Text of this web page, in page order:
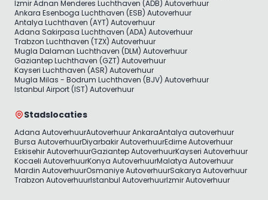
Izmir Adnan Menderes Luchthaven (ADB) Autoverhuur
Ankara Esenboga Luchthaven (ESB) Autoverhuur
Antalya Luchthaven (AYT) Autoverhuur
Adana Sakirpasa Luchthaven (ADA) Autoverhuur
Trabzon Luchthaven (TZX) Autoverhuur
Mugla Dalaman Luchthaven (DLM) Autoverhuur
Gaziantep Luchthaven (GZT) Autoverhuur
Kayseri Luchthaven (ASR) Autoverhuur
Mugla Milas - Bodrum Luchthaven (BJV) Autoverhuur
Istanbul Airport (IST) Autoverhuur
Stadslocaties
Adana AutoverhuurAutoverhuur AnkaraAntalya autoverhuur
Bursa AutoverhuurDiyarbakir AutoverhuurEdirne Autoverhuur
Eskisehir AutoverhuurGaziantep AutoverhuurKayseri Autoverhuur
Kocaeli AutoverhuurKonya AutoverhuurMalatya Autoverhuur
Mardin AutoverhuurOsmaniye AutoverhuurSakarya Autoverhuur
Trabzon AutoverhuurIstanbul AutoverhuurIzmir Autoverhuur